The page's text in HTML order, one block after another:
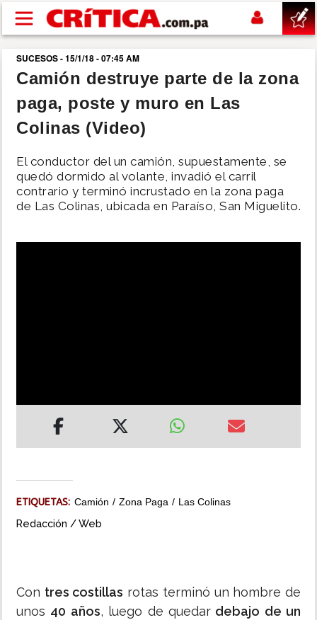
Pasar al contenido principal
buscar
SUCESOS
POLÍTICA
IMPRESO
SUCESOS - 15/1/18 - 07:45 AM
Camión destruye parte de la zona
paga, poste y muro en Las
Colinas (Video)
El conductor del un camión, supuestamente, se
quedó dormido al volante, invadió el carril
contrario y terminó incrustado en la zona paga
de Las Colinas, ubicada en Paraíso, San Miguelito.
ETIQUETAS: Camión Zona Paga Las Colinas
Redacción / Web
Con tres costillas rotas terminó un hombre de
unos 40 años, luego de quedardebajo de un